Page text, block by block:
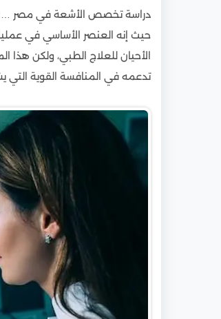
2
تكاليف دراسة تخصص
3
شروط دراسة تخصص الأشعة
اسماء أفضل كليات الطب
دراسة تخصص الأشعة في مصر …
حيث إنه العنصر الأساسي في
الأحيان للعلاج الطبي، ولكن
تدعمه في المنافسة القوية التي